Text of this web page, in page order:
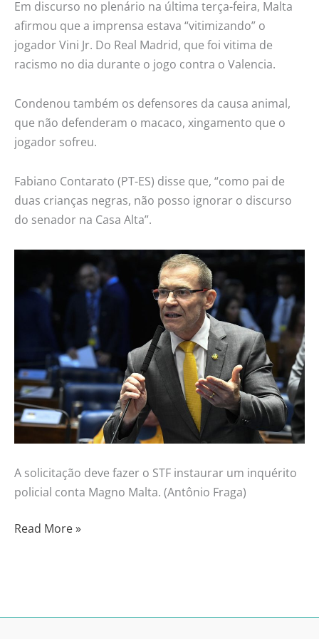
Em discurso no plenário na última terça-feira, Malta
afirmou que a imprensa estava “vitimizando” o
jogador Vini Jr. Do Real Madrid, que foi vitima de
racismo no dia durante o jogo contra o Valencia.
Condenou também os defensores da causa animal,
que não defenderam o macaco, xingamento que o
jogador sofreu.
Fabiano Contarato (PT-ES) disse que, “como pai de
duas crianças negras, não posso ignorar o discurso
do senador na Casa Alta”.
A solicitação deve fazer o STF instaurar um inquérito
policial conta Magno Malta. (Antônio Fraga)
Read More »